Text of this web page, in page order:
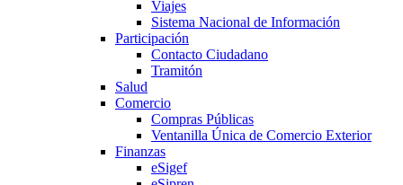
Viajes
Sistema Nacional de Información
Participación
Contacto Ciudadano
Tramitón
Salud
Comercio
Compras Públicas
Ventanilla Única de Comercio Exterior
Finanzas
eSigef